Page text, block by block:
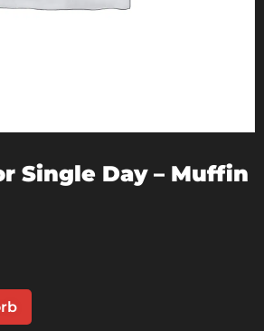
Single Day – Muffin